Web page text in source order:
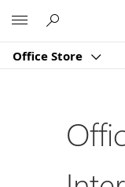
Office Store